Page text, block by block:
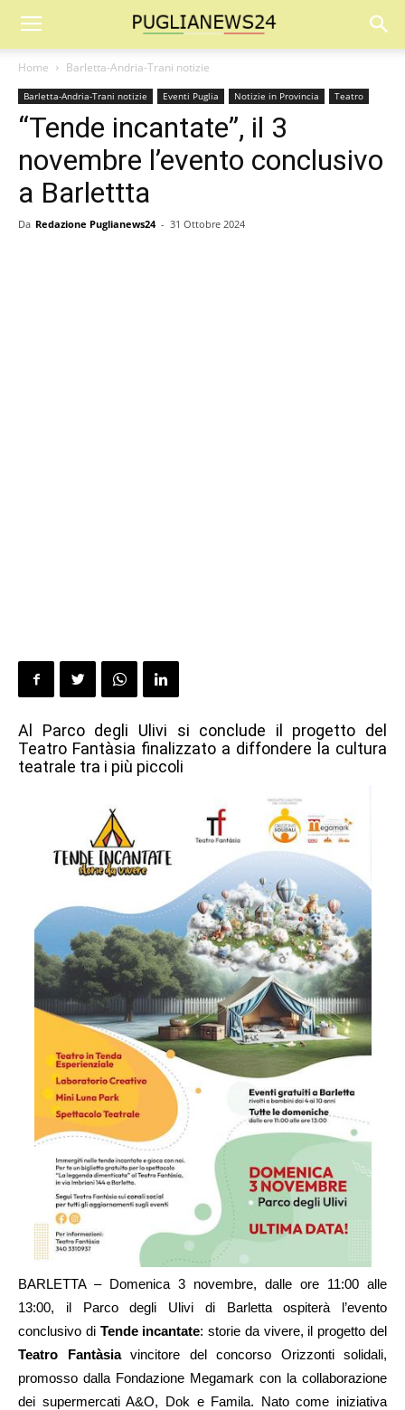
Home Barletta-Andria-Trani notizie
Barletta-Andria-Trani notizie Eventi Puglia Notizie in Provincia Teatro
“Tende incantate”, il 3
novembre l’evento conclusivo
a Barlettta
Da Redazione Puglianews24 - 31 Ottobre 2024
Al Parco degli Ulivi si conclude il progetto del
Teatro Fantàsia finalizzato a diffondere la cultura
teatrale tra i più piccoli
BARLETTA – Domenica 3 novembre, dalle ore 11:00 alle
13:00, il Parco degli Ulivi di Barletta ospiterà l’evento
conclusivo diTende incantate: storie da vivere, il progetto del
Teatro Fantàsiavincitore del concorso Orizzonti solidali,
promosso dalla Fondazione Megamark con la collaborazione
dei supermercati A&O, Dok e Famila. Nato come iniziativa